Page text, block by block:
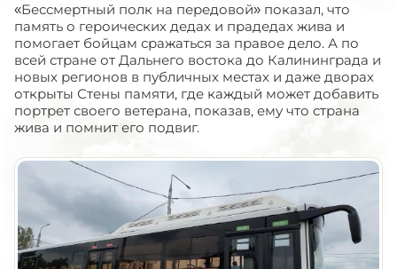
«Бессмертный полк на передовой» показал, что
память о героических дедах и прадедах жива и
помогает бойцам сражаться за правое дело. А по
всей стране от Дальнего востока до Калининграда и
новых регионов в публичных местах и даже дворах
открыты Стены памяти, где каждый может добавить
портрет своего ветерана, показав, ему что страна
жива и помнит его подвиг.